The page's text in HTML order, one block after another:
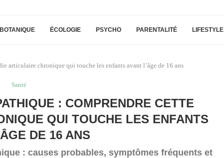
BOTANIQUE ÉCOLOGIE PSYCHO PARENTALITÉ LIFESTYLE
articulaire chronique qui touche les enfants avant l’âge de 16 ans
Santé
: COMPRENDRE CETTE
QUI TOUCHE LES ENFANTS
DE 16 ANS
: causes probables, symptômes fréquents et